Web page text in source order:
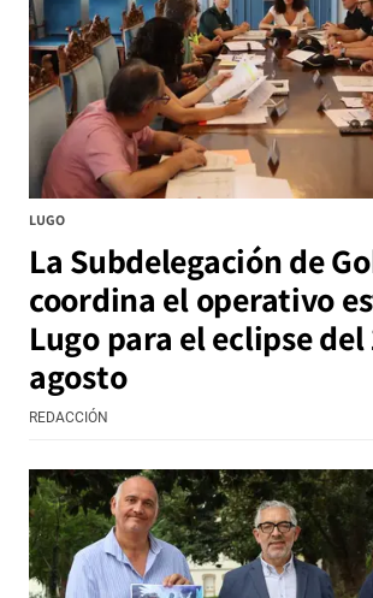
LUGO
La Subdelegación de
coordina el operativo
Lugo para el eclipse del
agosto
REDACCIÓN